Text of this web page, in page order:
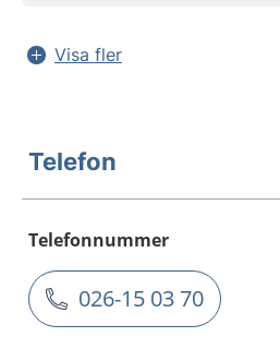
Visa fler
Telefon
Telefonnummer
026-15 03 70